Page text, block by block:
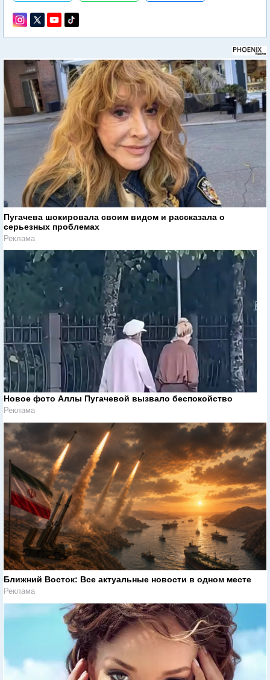
Пугачева шокировала своим видом и рассказала о
серьезных проблемах
Реклама
Новое фото Аллы Пугачевой вызвало беспокойство
Реклама
Ближний Восток: Все актуальные новости в одном месте
Реклама